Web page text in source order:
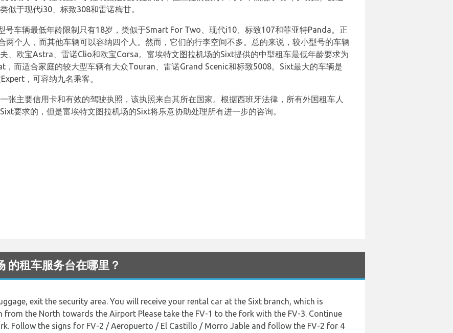
似于现代i30、标致308和雷诺梅甘。
号车辆最低年龄限制只有18岁，类似于Smart For Two、现代i10、标致107和菲亚特Panda。正
两个人，而其他车辆可以容纳四个人。然而，它们的行李空间不多。总的来说，较小型号的车辆
、欧宝Astra、雷诺Clio和欧宝Corsa。富埃特文图拉机场的Sixt提供的中型租车最低年龄要求为
，而适合家庭的较大型车辆有大众Touran、雷诺Grand Scenic和标致5008。Sixt最大的车辆是
，可容纳九名乘客。
张主要信用卡和有效的驾驶执照，该执照来自其所在国家。根据西班牙法律，所有外国租车人
要求的，但是富埃特文图拉机场的Sixt将乐意协助处理所有进一步的咨询。
租车服务台在哪里？
exit the security area. You will receive your rental car at the Sixt branch, which is
from the North towards the Airport Please take the FV-1 to the fork with the FV-3. Continue
Follow the signs for FV-2 / Aeropuerto / El Castillo / Morro Jable and follow the FV-2 for 4